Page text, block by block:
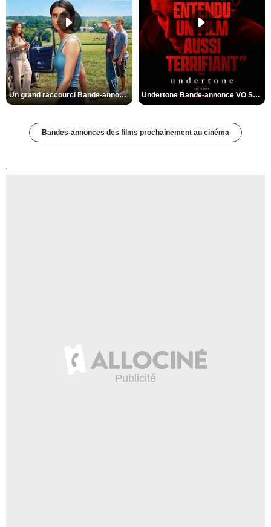
Un grand raccourci Bande-annonce VF Undertone Bande-annonce VO STFR
Bandes-annonces des films prochainement au cinéma
'